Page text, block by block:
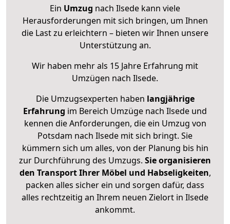
Ein Umzug nach Ilsede kann viele
Herausforderungen mit sich bringen, um Ihnen
die Last zu erleichtern – bieten wir Ihnen unsere
Unterstützung an.
Wir haben mehr als 15 Jahre Erfahrung mit
Umzügen nach Ilsede.
Die Umzugsexperten haben langjährige
Erfahrung im Bereich Umzüge nach Ilsede und
kennen die Anforderungen, die ein Umzug von
Potsdam nach Ilsede mit sich bringt. Sie
kümmern sich um alles, von der Planung bis hin
zur Durchführung des Umzugs. Sie organisieren
den Transport Ihrer Möbel und Habseligkeiten,
packen alles sicher ein und sorgen dafür, dass
alles rechtzeitig an Ihrem neuen Zielort in Ilsede
ankommt.